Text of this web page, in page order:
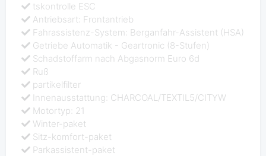
tskontrolle ESC
Antriebsart: Frontantrieb
Fahrassistenz-System: Berganfahr-Assistent (HSA)
Getriebe Automatik - Geartronic (8-Stufen)
Schadstoffarm nach Abgasnorm Euro 6d
Ruß
partikelfilter
Innenausstattung: CHARCOAL/TEXTIL5/CITYW
Motortyp: 21
Winter-paket
Sitz-komfort-paket
Parkassistent-paket